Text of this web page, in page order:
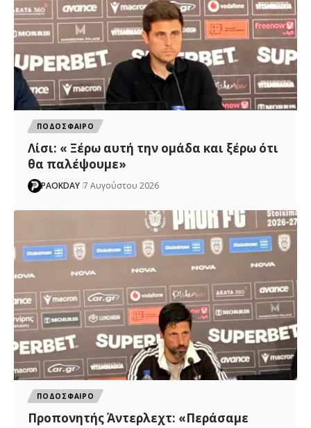
ΠΟΔΟΣΦΑΙΡΟ
Λίσι: « Ξέρω αυτή την ομάδα και ξέρω ότι
θα παλέψουμε»
PAOKDAY 7 Αυγούστου 2026
ΠΟΔΟΣΦΑΙΡΟ
Προπονητής Άντερλεχτ: «Περάσαμε